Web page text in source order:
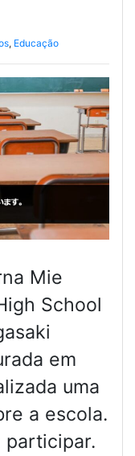
, Educação
Mie
School
em
uma
a escola.
participar.